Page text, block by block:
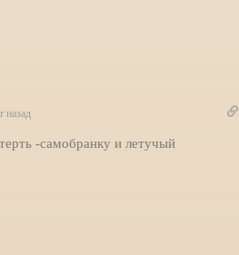
назад
-самобранку и летучый